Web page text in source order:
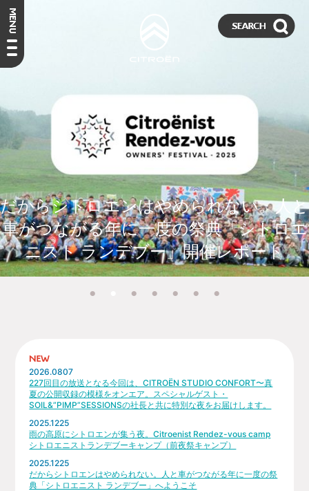
だからシトロエンはやめられない。人と
車がつながる年に一度の祭典「シトロエ
ニスト ランデブー」開催レポート
雨の高原にシトロエンが集う夜。
Citroenist Rendez-vous camp シトロエ
ニストランデブーキャンプ(前夜祭キャ
ンプ)レポート
2026.0807
227回目の放送となる今回は、CITROËN STUDIO CONFORT〜真
夏の公開収録の模様をオンエア。スペシャルゲスト・
SOIL&”PIMP”SESSIONSの社長と共に特別な夜をお届けします。
2025.1225
雨の高原にシトロエンが集う夜。Citroenist Rendez-vous camp
シトロエニストランデブーキャンプ（前夜祭キャンプ）
2025.1225
だからシトロエンはやめられない。人と車がつながる年に一度の祭
典「シトロエニスト ランデブー」へようこそ